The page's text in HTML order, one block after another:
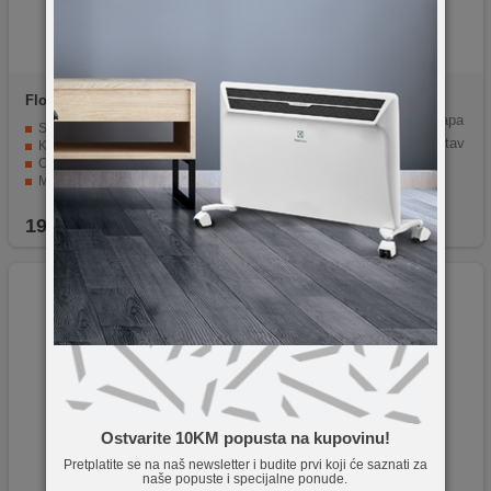
Ostvarite 10KM popusta na kupovinu!
Pretplatite se na naš newsletter i budite prvi koji će saznati za
naše popuste i specijalne ponude.
Floria ZLN2396
Snaga 350 W
Kapacitet od 250 ml / 60 g zrna kafe
Oštrice su od nerđajućeg čelika
Mlin je izrađen od plastike
Kompaktan i jednostavan za korištenje
19,90KM
Bosch TF303E01
SIEMENS Automatic caffe apa
rat coffeeDirect, iAroma sustav
1.016,90KM